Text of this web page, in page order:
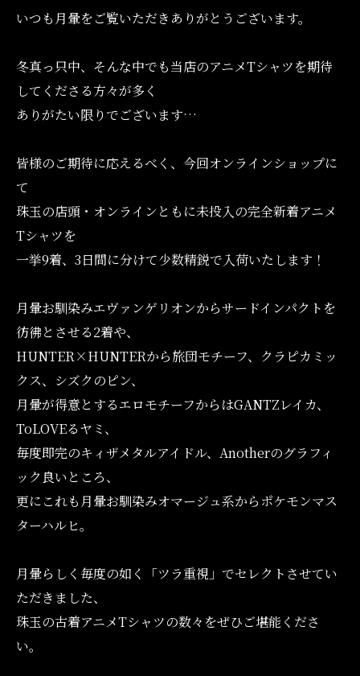
いつも月暈をご覧いただきありがとうございます。
冬真っ只中、そんな中でも当店のアニメTシャツを期待
してくださる方々が多く
ありがたい限りでございます…
皆様のご期待に応えるべく、今回オンラインショップに
て
珠玉の店頭・オンラインともに未投入の完全新着アニメ
Tシャツを
一挙9着、3日間に分けて少数精鋭で入荷いたします！
月暈お馴染みエヴァンゲリオンからサードインパクトを
彷彿とさせる2着や、
HUNTER×HUNTERから旅団モチーフ、クラピカミッ
クス、シズクのピン、
月暈が得意とするエロモチーフからはGANTZレイカ、
ToLOVEるヤミ、
毎度即完のキィザメタルアイドル、Anotherのグラフィ
ック良いところ、
更にこれも月暈お馴染みオマージュ系からポケモンマス
ターハルヒ。
月暈らしく毎度の如く「ツラ重視」でセレクトさせてい
ただきました、
珠玉の古着アニメTシャツの数々をぜひご堪能くださ
い。